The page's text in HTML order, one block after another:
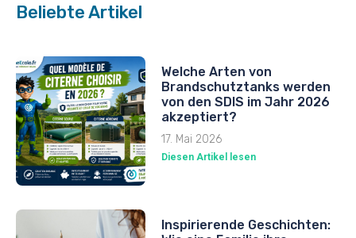
Beliebte Artikel
Welche Arten von
Brandschutztanks werden
von den SDIS im Jahr 2026
akzeptiert?
17. Mai 2026
Diesen Artikel lesen
Inspirierende Geschichten: